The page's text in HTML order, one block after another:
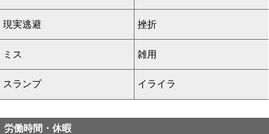
現実逃避 挫折
ミス 雑用
スランプ イライラ
労働時間・休暇